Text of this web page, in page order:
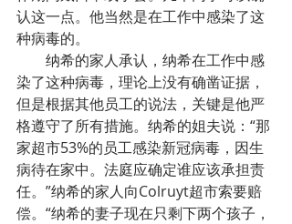
认这一点。他当然是在工作中感染了这
种病毒的。
染了这种病毒，理论上没有确凿证据，
但是根据其他员工的说法，关键是他严
格遵守了所有措施。纳希的姐夫说：“那
家超市53%的员工感染新冠病毒，因生
病待在家中。法庭应确定谁应该承担责
任。”纳希的家人向Colruyt超市索要赔
偿。“纳希的妻子现在只剩下两个孩子，